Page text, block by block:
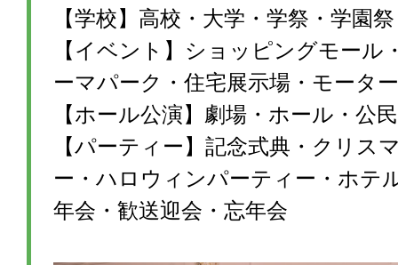
【学校】高校・大学・学祭・学園
【イベント】ショッピングモール
ーマパーク・住宅展示場・モータ
【ホール公演】劇場・ホール・公
【パーティー】記念式典・クリス
ー・ハロウィンパーティー・ホテ
年会・歓送迎会・忘年会